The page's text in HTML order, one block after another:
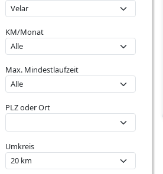
KM/Monat
Max. Mindestlaufzeit
PLZ oder Ort
Umkreis